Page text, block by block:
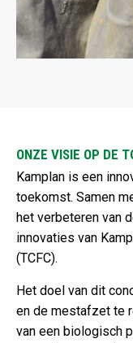
ONZE VISIE OP DE
Kamplan is een
toekomst. Samen
het verbeteren van
innovaties van
(TCFC).
Het doel van dit
en de mestafzet te
van een biologisch